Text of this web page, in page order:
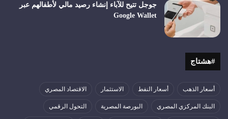
جوجل تتيح للآباء إنشاء رصيد مالي لأطفالهم عبر
Google Wallet
#هشتاج
أسعار الذهب أسعار النفط الاستثمار الاقتصاد المصري
البنك المركزي المصري البورصة المصرية التحول الرقمي